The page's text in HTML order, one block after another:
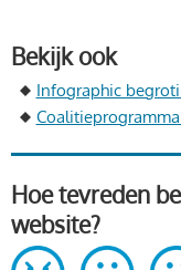
Bekijk ook
Infographic
Hoe tevreden
website?